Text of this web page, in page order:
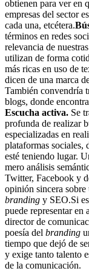
obtienen para ver en
empresas del sector
cada una, etcétera.
términos en redes
relevancia de nuestras
utilizan de forma
más ricas en uso de
dicen de una marca
También convendría
blogs, donde
Escucha activa. Se
profunda de realizar
especializadas en
plataformas sociales,
esté teniendo lugar.
mero análisis
Twitter, Facebook y
opinión sincera
branding y SEO.Si
puede representar en
director de
poesía del branding
tiempo que dejó de
y exige tanto talento
de la comunicación.